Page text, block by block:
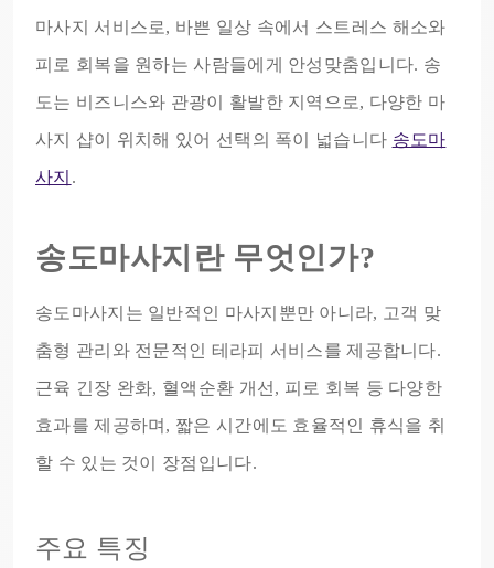
마사지 서비스로, 바쁜 일상 속에서 스트레스 해소와
피로 회복을 원하는 사람들에게 안성맞춤입니다. 송
도는 비즈니스와 관광이 활발한 지역으로, 다양한 마
사지 샵이 위치해 있어 선택의 폭이 넓습니다 송도마
사지 .
송도마사지란 무엇인가?
송도마사지는 일반적인 마사지뿐만 아니라, 고객 맞
춤형 관리와 전문적인 테라피 서비스를 제공합니다.
근육 긴장 완화, 혈액순환 개선, 피로 회복 등 다양한
효과를 제공하며, 짧은 시간에도 효율적인 휴식을 취
할 수 있는 것이 장점입니다.
주요 특징